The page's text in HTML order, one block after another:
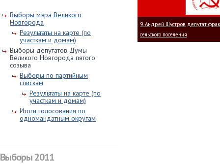
Выборы мэра Великого
Новгорода
Результаты на карте (по
участкам и домам)
Выборы депутатов Думы
Великого Новгорода пятого
созыва
Выборы по партийным
спискам
Результаты на карте (по
участкам и домам)
Итоги голосования по
одномандатным округам
Выборы 2011
9. Андрей Шустров, депутат
сельского поселения